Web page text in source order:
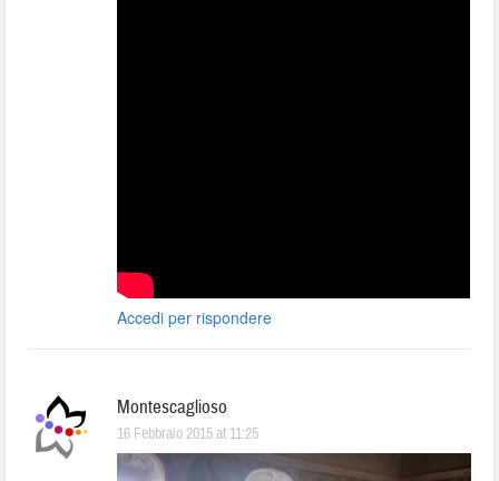
Accedi per rispondere
Montescaglioso
16 Febbraio 2015 at 11:25